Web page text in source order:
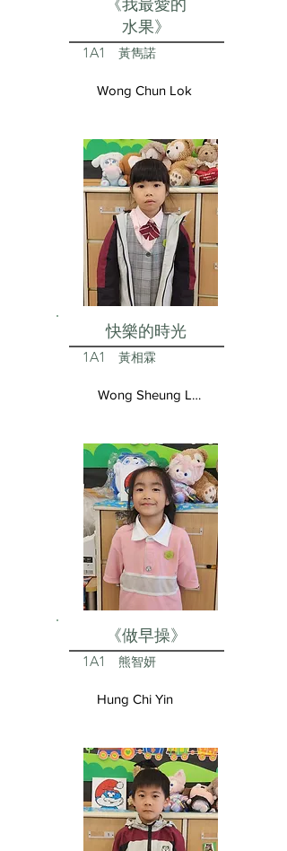
水果》
1A1 黃雋諾
Wong Chun Lok
快樂的時光
1A1 黃相霖
Wong Sheung Lam
《做早操》
1A1 熊智妍
Hung Chi Yin